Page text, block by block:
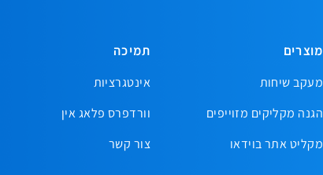
מוצרים
מעקב שיחות
הגנה מקליקים מזוייפים
מקליט אתר בוידאו
תמיכה
אינטגרציות
וורדפרס פלאג אין
צור קשר